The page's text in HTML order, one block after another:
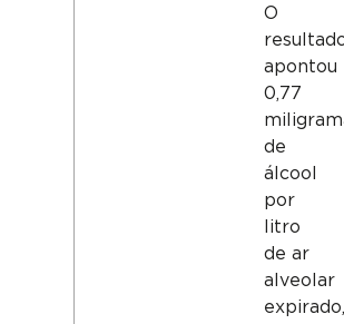
O
apontou
0,77
de
álcool
por
litro
de ar
alveolar
expirado,